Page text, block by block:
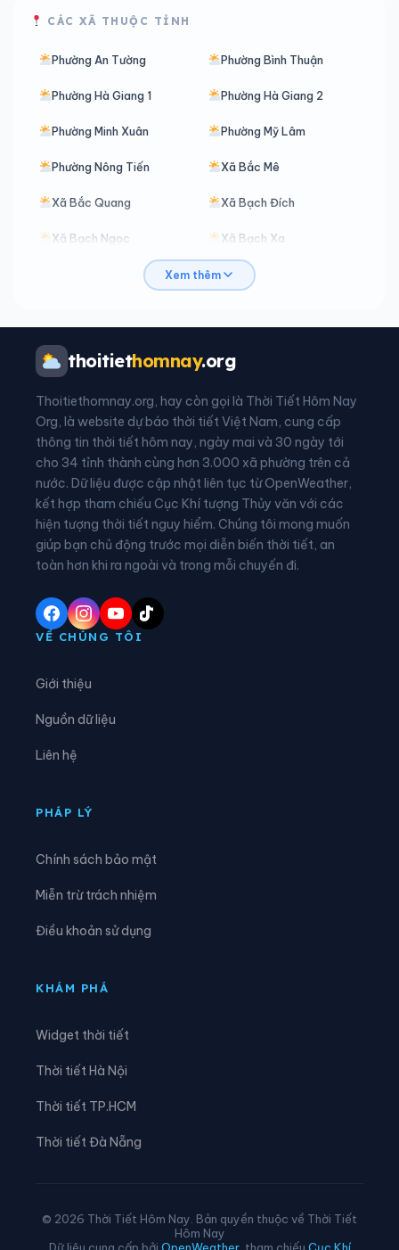
CÁC XÃ THUỘC TỈNH
Phường An Tường Phường Bình Thuận
Phường Hà Giang 1 Phường Hà Giang 2
Phường Minh Xuân Phường Mỹ Lâm
Phường Nông Tiến Xã Bắc Mê
Xã Bắc Quang Xã Bạch Đích
Xã Bạch Ngọc Xã Bạch Xa
Xã Bằng Hành
Xã Bình Ca
Xã Cán Tỷ
Xã Chiêm Hoá Xã Côn Lôn
Xã Đồng Tâm Xã Đông Thọ
Xã Đồng Văn Xã Đồng Yên
Xã Du Già Xã Đường Hồng
Xã Đường Thượng Xã Giáp Trung
Xã Hàm Yên
Xã Hòa An
Xã Kiến Thiết
Xã Mèo Vạc
Xã Phố Bảng
Xem thêm
thoitiethomnay.org
Thoitiethomnay.org, hay còn gọi là Thời Tiết Hôm Nay
Org, là website dự báo thời tiết Việt Nam, cung cấp
thông tin thời tiết hôm nay, ngày mai và 30 ngày tới
cho 34 tỉnh thành cùng hơn 3.000 xã phường trên cả
nước. Dữ liệu được cập nhật liên tục từ OpenWeather,
kết hợp tham chiếu Cục Khí tượng Thủy văn với các
hiện tượng thời tiết nguy hiểm. Chúng tôi mong muốn
giúp bạn chủ động trước mọi diễn biến thời tiết, an
toàn hơn khi ra ngoài và trong mỗi chuyến đi.
VỀ CHÚNG TÔI
Giới thiệu
Nguồn dữ liệu
Liên hệ
PHÁP LÝ
Chính sách bảo mật
Miễn trừ trách nhiệm
Điều khoản sử dụng
KHÁM PHÁ
Widget thời tiết
Thời tiết Hà Nội
Thời tiết TP.HCM
Thời tiết Đà Nẵng
© 2026 Thời Tiết Hôm Nay. Bản quyền thuộc về Thời Tiết
Hôm Nay